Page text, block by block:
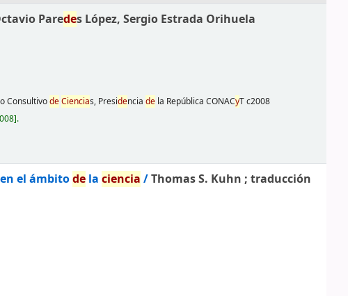
Paredes López, Sergio Estrada Orihuela
ConsultivodeCiencias, Presidencia dela República CONACyTc2008
.
el ámbitodela ciencia /Thomas S. Kuhn ; traducción